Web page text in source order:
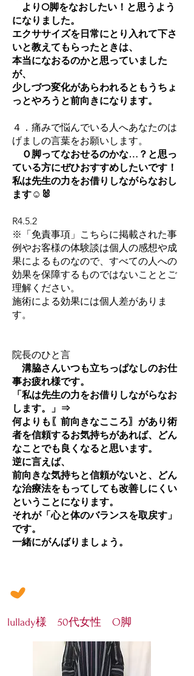
よりO脚をなおしたい！と思うよう
になりました。
エクササイズを日常にとり入れて下さ
いと教えてもらったときは、
本当になおるのかと思っていました
が、
少しづつ変化があらわれるともうちょ
っとやろうと前向きになります。
４．痛みで悩んでいる人へあなたのは
げましの言葉をお願いします。
Ｏ脚ってなおせるのかな…？と思っ
ている方にぜひおすすめしたいです！
私は先生の力をお借りしながらなおし
ます☺🐰
R4.5.2
※「免責事項」こちらに掲載された事
例やお客様の体験談は個人の感想や成
果によるものなので、すべての人への
効果を保障するものではないこととご
理解ください。
施術による効果には個人差がありま
す。
院長のひと言
溝脇さんいつも立ちっぱなしのお仕
事お疲れ様です。
「私は先生の力をお借りしながらなお
します。」⇒
何よりも〖前向きなこころ〗があり術
者を信頼するお気持ちがあれば、どん
なことでも良くなると思います。
逆に言えば、
前向きな気持ちと信頼がないと、どん
な治療法をもってしても改善しにくい
ということになります。
それが「心と体のバランスを取戻す」
です。
一緒にがんばりましょう。
lullady様 50代女性 O脚